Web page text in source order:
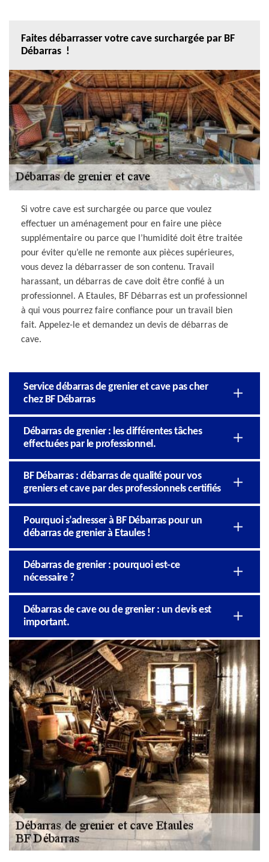
Faites débarrasser votre cave surchargée par BF
Débarras !
Si votre cave est surchargée ou parce que voulez
effectuer un aménagement pour en faire une pièce
supplémentaire ou parce que l’humidité doit être traitée
pour éviter qu’elle ne remonte aux pièces supérieures,
vous devez la débarrasser de son contenu. Travail
harassant, un débarras de cave doit être confié à un
professionnel. A Etaules, BF Débarras est un professionnel
à qui vous pourrez faire confiance pour un travail bien
fait. Appelez-le et demandez un devis de débarras de
cave.
Service débarras de grenier et cave pas cher
chez BF Débarras
Débarras de grenier : les différentes tâches
effectuées par le professionnel.
BF Débarras : débarras de qualité pour vos
greniers et cave par des professionnels certifiés
Pourquoi s’adresser à BF Débarras pour un
débarras de grenier à Etaules !
Débarras de grenier : pourquoi est-ce
nécessaire ?
Débarras de cave ou de grenier : un devis est
important.